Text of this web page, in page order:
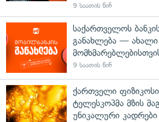
9 საათის წინ
საქართველოს
განახლება —
9 საათის წინ
ქართველი
ტელესკოპმა მზის
უნიკალური